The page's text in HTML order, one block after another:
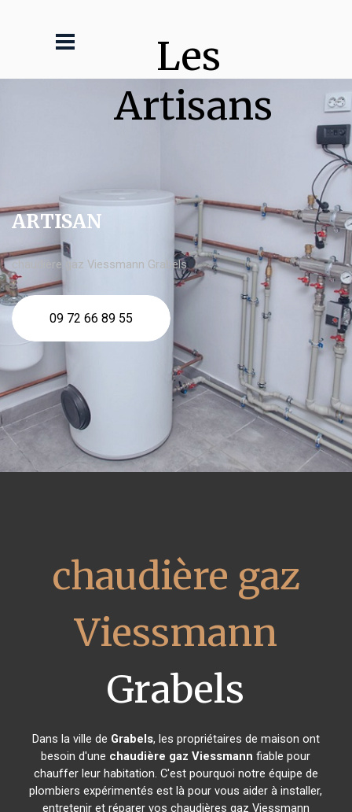
Les
Artisans
ARTISAN
chaudière gaz Viessmann Grabels
09 72 66 89 55
chaudière gaz
Viessmann
Grabels
Dans la ville de Grabels, les propriétaires de maison ont
besoin d'une chaudière gaz Viessmann fiable pour
chauffer leur habitation. C'est pourquoi notre équipe de
plombiers expérimentés est là pour vous aider à installer,
entretenir et réparer vos chaudières gaz Viessmann